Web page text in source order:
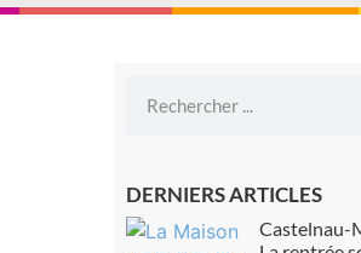
DERNIERS ARTICLES
Castelnau-